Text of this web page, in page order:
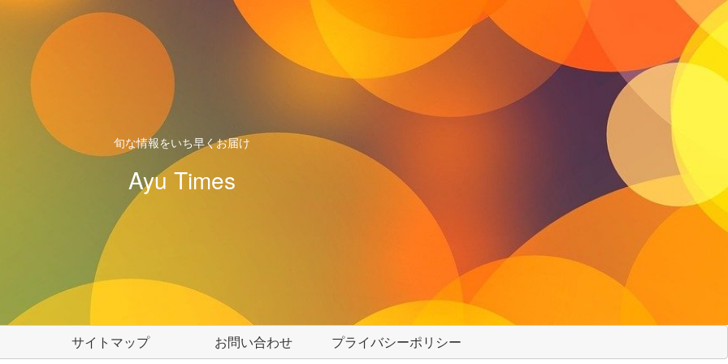
旬な情報をいち早くお届け
Ayu Times
サイトマップ お問い合わせ プライバシーポリシー